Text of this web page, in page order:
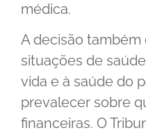
médica.
A decisão
situações de
vida e à saúde do
prevalecer sobre
financeiras. O